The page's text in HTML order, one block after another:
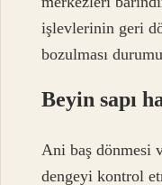
işlevlerinin geri
bozulması
Beyin sapı
Ani baş dönmesi
dengeyi kontrol